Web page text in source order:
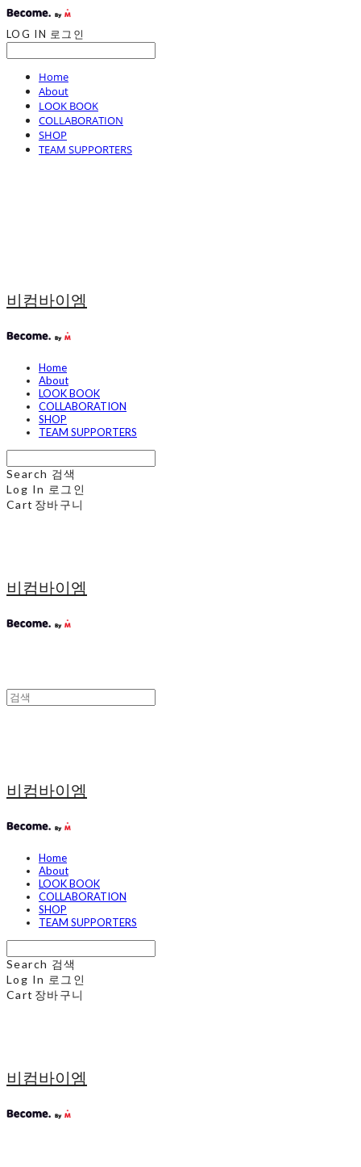
LOG IN 로그인
Home
About
LOOK BOOK
COLLABORATION
SHOP
TEAM SUPPORTERS
비컴바이엠
Home
About
LOOK BOOK
COLLABORATION
SHOP
TEAM SUPPORTERS
Search 검색
Log In 로그인
Cart 장바구니
비컴바이엠
비컴바이엠
Home
About
LOOK BOOK
COLLABORATION
SHOP
TEAM SUPPORTERS
Search 검색
Log In 로그인
Cart 장바구니
비컴바이엠